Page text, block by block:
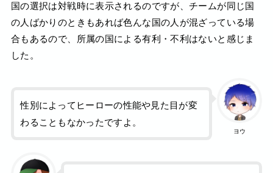
国の選択は対戦時に表示されるのですが、チームが同じ国
の人ばかりのときもあれば色んな国の人が混ざっている場
合もあるので、所属の国による有利・不利はないと感じま
した。
ヨウ
性別によってヒーローの性能や見た目が変
わることもなかったですよ。